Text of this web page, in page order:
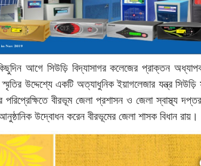
আগে সিউড়ি বিদ্যাসাগর কলেজের প্রাক্তন
স্মৃতির উদ্দেশ্যে একটি অত্যাধুনিক ইয়াগলেজার যন্ত্র
বীরভূম জেলা প্রশাসন ও জেলা স্বাস্থ্য
উদ্বোধন করেন বীরভূমের জেলা শাসক বিধান রায়।